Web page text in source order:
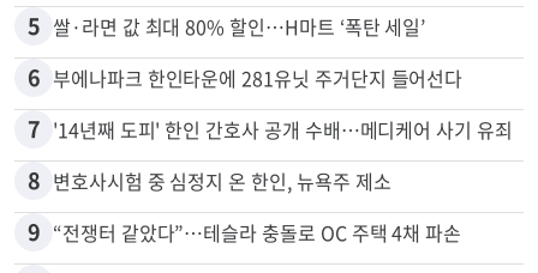
4 취업 잘되는 대학 1위는?…하버드 3위
5 쌀·라면 값 최대 80% 할인…H마트 ‘폭탄 세일’
6 부에나파크 한인타운에 281유닛 주거단지 들어선다
7 '14년째 도피' 한인 간호사 공개 수배…메디케어 사기 유죄
8 변호사시험 중 심정지 온 한인, 뉴욕주 제소